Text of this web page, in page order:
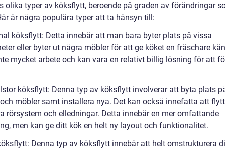
olika typer av köksflytt, beroende på graden av förändringar
är några populära typer att ta hänsyn till:
köksflytt: Detta innebär att man bara byter plats på vissa
eller byter ut några möbler för att ge köket en fräschare
mycket arbete och kan vara en relativt billig lösning för att
köksflytt: Denna typ av köksflytt involverar att byta plats
möbler samt installera nya. Det kan också innefatta att
rörsystem och elledningar. Detta innebär en mer omfattande
men kan ge ditt kök en helt ny layout och funktionalitet.
Denna typ av köksflytt innebär att helt omstrukturera